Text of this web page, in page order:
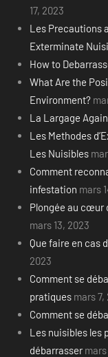
17, 2023
Les Precautions
Exterminate
How to
What Are the
Environment?
La Largage
Les Methodes
Les Nuisibles
Comment
infestation mars
Plongée au cœur
mars 13, 2023
Que faire en cas
2023
Comment se
pratiques mars 7,
Comment se
Les nuisibles les
débarrasser mars